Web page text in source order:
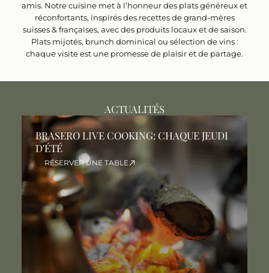
amis. Notre cuisine met à l’honneur des plats généreux et
réconfortants, inspirés des recettes de grand-mères
suisses & françaises, avec des produits locaux et de saison.
Plats mijotés, brunch dominical ou sélection de vins :
chaque visite est une promesse de plaisir et de partage.
ACTUALITÉS
BRASERO LIVE COOKING: CHAQUE JEUDI
D'ÉTÉ
RÉSERVER UNE TABLE